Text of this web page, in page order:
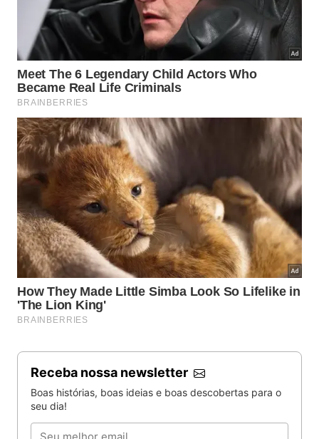
Receba nossa newsletter
Boas histórias, boas ideias e boas descobertas para o
seu dia!
Email